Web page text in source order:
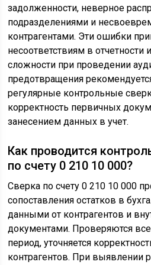
задолженности, неверное
подразделениями и
контрагентами. Эти ошибки
несоответствиям в отчетности
сложности при проведении
предотвращения
регулярные контрольные
корректность первичных
занесением данных в учет.
Как проводится
по счету 0 210 10 000?
Сверка по счету 0 210 10 000
сопоставления остатков в
данными от контрагентов и
документами. Проверяются
период, уточняется
контрагентов. При выявлении